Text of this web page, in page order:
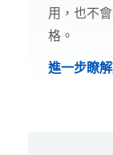
用，也不
格。
進一步瞭